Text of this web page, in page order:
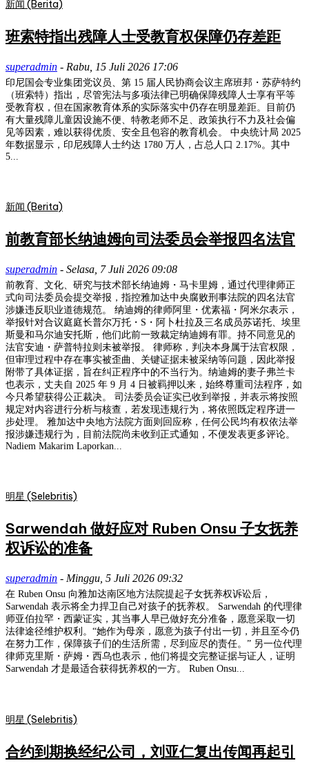
新闻 (Berita)
班索特指出残障人士受教育权保障仍存差距
superadmin - Rabu, 15 Juli 2026 17:06
印尼国会专业集团党议员、第 15 届人民协商会议主席班邦・苏萨特约
（班索特）指出，尽管宪法与多项法律已明确保障残障人士享有平等
受教育权，但在国家教育体系的实际落实中仍存在明显差距。目前仍
有大量残障儿童因设施不便、特教老师不足、政策执行不力及社会偏
见等因素，难以获得优质、安全且包容的教育机会。 中央统计局 2025
年数据显示，印尼残障人士约达 1780 万人，占总人口 2.17%。其中
5...
新闻 (Berita)
前教育部长纳迪姆向司法委员会举报四名法官
superadmin - Selasa, 7 Juli 2026 09:08
前教育、文化、研究与技术部长纳迪姆・马卡里姆，通过代理律师正
式向司法委员会提交举报，指控雅加达中央腐败刑事法院的四名法官
涉嫌违反职业道德规范。 纳迪姆的律师阿里・优素福・阿米尔表示，
举报针对合议庭庭长普尔万托・S・阿卜杜拉及三名成员苏诺托、埃里
斯曼和马尔迪安托斯，他们此前一致裁定纳迪姆有罪。持不同意见的
法官安迪・萨普特拉则未被举报。 律师称，判决本身属于法官权限，
但审理过程中存在事实被歪曲、关键证据未被采纳等问题，因此举报
附带了具体证据，旨在纠正程序中的不当行为。纳迪姆的妻子弗兰卡
也表示，丈夫自 2025 年 9 月 4 日被羁押以来，始终尊重司法程序，如
今只希望获得公正裁决。 司法委员会证实已收到举报，并表示将按照
规定对内容进行分析与核查，若发现违规行为，将依照既定程序进一
步处理。 雅加达中央地方法院方面则回应称，任何公民均有权依法举
报涉嫌违规行为，目前法院尚未收到正式通知，不便发表更多评论。
Nadiem Makarim Laporkan...
明星 (Selebritis)
Sarwendah 做好应对 Ruben Onsu 子女抚养
权诉讼的准备
superadmin - Minggu, 5 Juli 2026 09:32
在 Ruben Onsu 向雅加达南区地方法院提起子女抚养权诉讼后，
Sarwendah 表示将全力捍卫自己对孩子的抚养权。 Sarwendah 的代理律
师亚伯拉罕・西蒙证实，其当事人早已做好充分准备，愿意采取一切
法律途径维护权利。“她作为母亲，愿意为孩子付出一切，并且至今仍
在努力工作，保障孩子们的生活所需，尽到应尽的责任。” 另一位代理
律师克里斯・萨姆・西乌也表示，他们将提交完整证据与证人，证明
Sarwendah 才是最适合获得抚养权的一方。 Ruben Onsu...
明星 (Selebritis)
合约到期换经纪公司，刘亚仁复出传闻再起引